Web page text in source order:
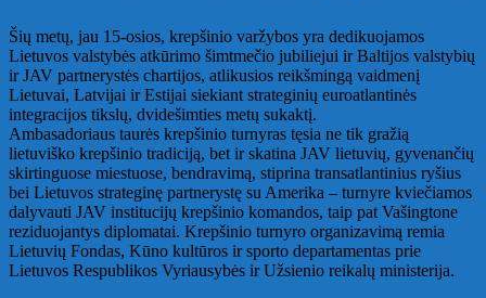
Šių metų, jau 15-osios, krepšinio varžybos yra dedikuojamos
Lietuvos valstybės atkūrimo šimtmečio jubiliejui ir Baltijos valstybių
ir JAV partnerystės chartijos, atlikusios reikšmingą vaidmenį
Lietuvai, Latvijai ir Estijai siekiant strateginių euroatlantinės
integracijos tikslų, dvidešimties metų sukaktį.
Ambasadoriaus taurės krepšinio turnyras tęsia ne tik gražią
lietuviško krepšinio tradiciją, bet ir skatina JAV lietuvių, gyvenančių
skirtinguose miestuose, bendravimą, stiprina transatlantinius ryšius
bei Lietuvos strateginę partnerystę su Amerika – turnyre kviečiamos
dalyvauti JAV institucijų krepšinio komandos, taip pat Vašingtone
reziduojantys diplomatai. Krepšinio turnyro organizavimą remia
Lietuvių Fondas, Kūno kultūros ir sporto departamentas prie
Lietuvos Respublikos Vyriausybės ir Užsienio reikalų ministerija.